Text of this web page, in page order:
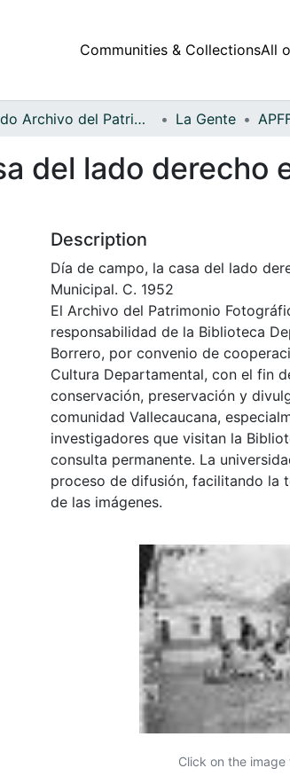
Communities & CollectionsAll
Fondo Archivo del Patrimonio Fotográfico y Fílmico del Valle del Cauca La Gente
del lado derecho
Description
Día de campo, la casa del lado
Municipal. C. 1952
El Archivo del Patrimonio
responsabilidad de la Biblioteca
Borrero, por convenio de
Cultura Departamental, con el fin
conservación, preservación y
comunidad Vallecaucana,
investigadores que visitan la
consulta permanente. La
proceso de difusión, facilitando la
de las imágenes.
Click on the